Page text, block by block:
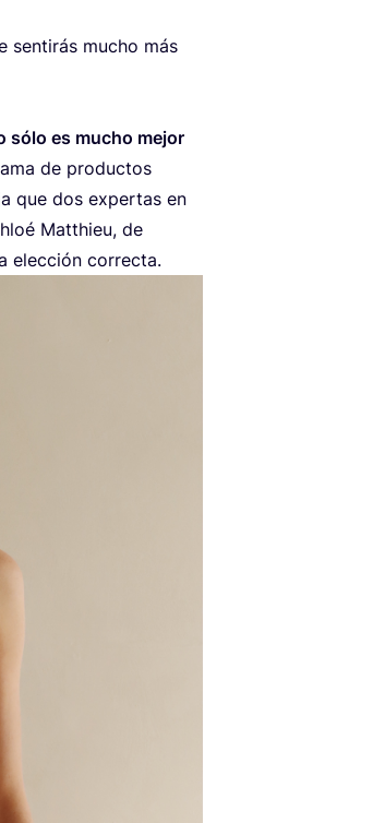
sen­ti­rás mucho más
sólo es mucho mejor
de pro­duc­tos
que dos exper­tas en
Matthieu, de
elec­ción correcta.